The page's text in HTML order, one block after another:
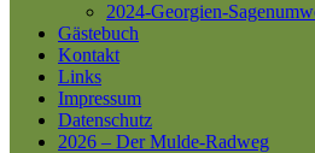
2024-Georgien-
Gästebuch
Kontakt
Links
Impressum
Datenschutz
2026 – Der Mulde-Radweg